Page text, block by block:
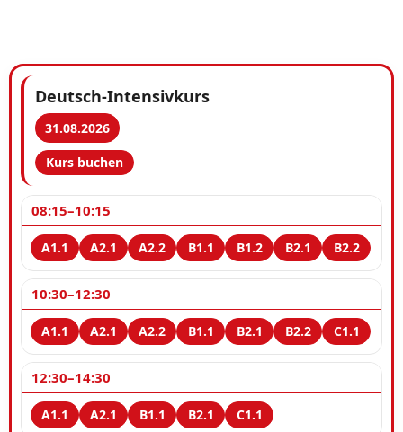
Deutsch-Intensivkurs
31.08.2026
Kurs buchen
08:15–10:15
10:30–12:30
12:30–14:30